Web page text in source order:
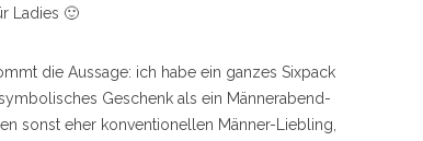
Ladies 🙂
die Aussage: ich habe ein ganzes Sixpack
Geschenk als ein Männerabend-
sonst eher konventionellen Männer-Liebling,